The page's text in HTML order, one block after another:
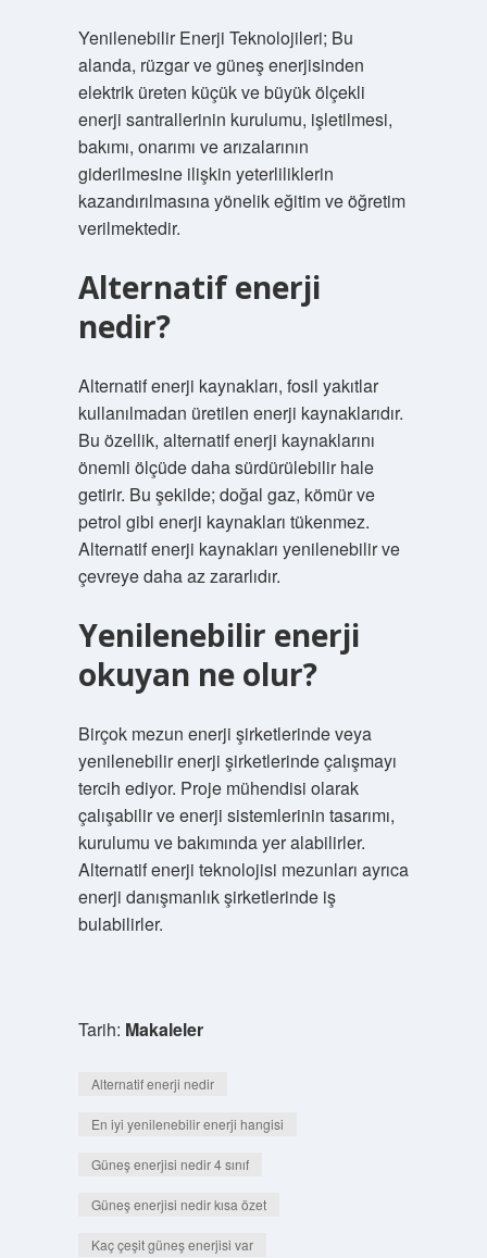
Yenilenebilir Enerji Teknolojileri; Bu
alanda, rüzgar ve güneş enerjisinden
elektrik üreten küçük ve büyük ölçekli
enerji santrallerinin kurulumu, işletilmesi,
bakımı, onarımı ve arızalarının
giderilmesine ilişkin yeterliliklerin
kazandırılmasına yönelik eğitim ve öğretim
verilmektedir.
Alternatif enerji
nedir?
Alternatif enerji kaynakları, fosil yakıtlar
kullanılmadan üretilen enerji kaynaklarıdır.
Bu özellik, alternatif enerji kaynaklarını
önemli ölçüde daha sürdürülebilir hale
getirir. Bu şekilde; doğal gaz, kömür ve
petrol gibi enerji kaynakları tükenmez.
Alternatif enerji kaynakları yenilenebilir ve
çevreye daha az zararlıdır.
Yenilenebilir enerji
okuyan ne olur?
Birçok mezun enerji şirketlerinde veya
yenilenebilir enerji şirketlerinde çalışmayı
tercih ediyor. Proje mühendisi olarak
çalışabilir ve enerji sistemlerinin tasarımı,
kurulumu ve bakımında yer alabilirler.
Alternatif enerji teknolojisi mezunları ayrıca
enerji danışmanlık şirketlerinde iş
bulabilirler.
Tarih: Makaleler
Alternatif enerji nedir
En iyi yenilenebilir enerji hangisi
Güneş enerjisi nedir 4 sınıf
Güneş enerjisi nedir kısa özet
Kaç çeşit güneş enerjisi var